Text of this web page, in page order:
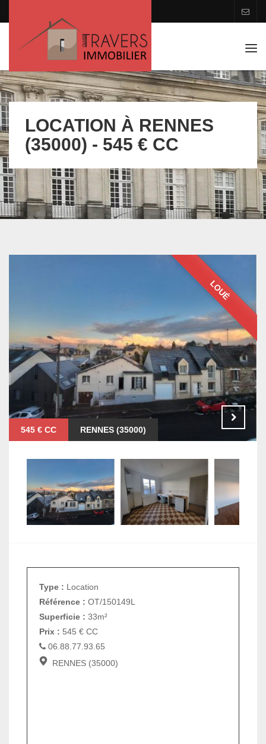
LOCATION À RENNES
(35000) - 545 € CC
545 € CC RENNES (35000)
LOUÉ
Type : Location
Référence : OT/150149L
Superficie : 33m²
Prix : 545 € CC
06.88.77.93.65
RENNES (35000)